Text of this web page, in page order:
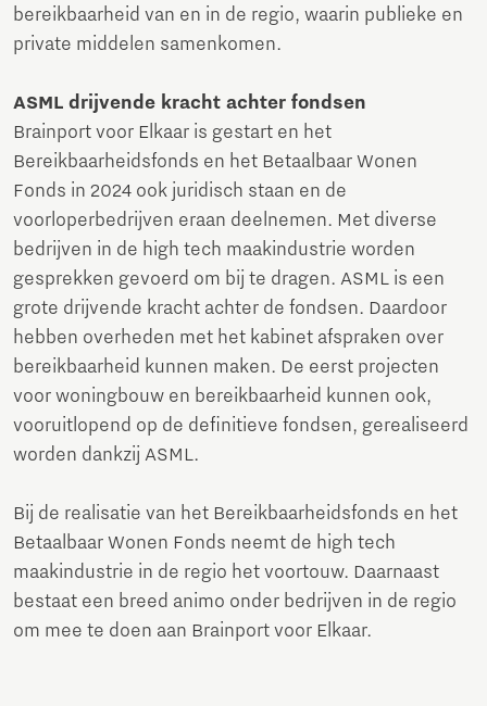
bereikbaarheid van en in de regio, waarin publieke en
private middelen samenkomen.
ASML drijvende kracht achter fondsen
Brainport voor Elkaar is gestart en het
Bereikbaarheidsfonds en het Betaalbaar Wonen
Fonds in 2024 ook juridisch staan en de
voorloperbedrijven eraan deelnemen. Met diverse
bedrijven in de high tech maakindustrie worden
gesprekken gevoerd om bij te dragen. ASML is een
grote drijvende kracht achter de fondsen. Daardoor
hebben overheden met het kabinet afspraken over
bereikbaarheid kunnen maken. De eerst projecten
voor woningbouw en bereikbaarheid kunnen ook,
vooruitlopend op de definitieve fondsen, gerealiseerd
worden dankzij ASML.
Bij de realisatie van het Bereikbaarheidsfonds en het
Betaalbaar Wonen Fonds neemt de high tech
maakindustrie in de regio het voortouw. Daarnaast
bestaat een breed animo onder bedrijven in de regio
om mee te doen aan Brainport voor Elkaar.